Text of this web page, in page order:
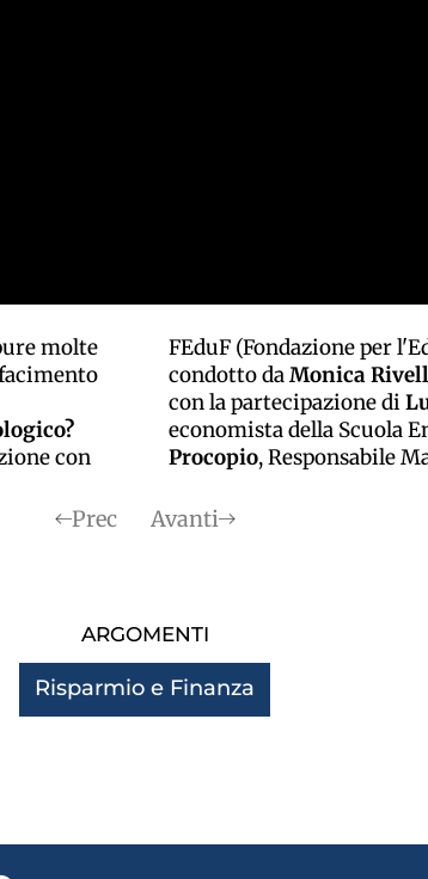
molte
con
FEduF (Fondazione per
condotto daMonica
con la partecipazione di
economista della Scuola
Procopio, Responsabile
Prec Avanti
ARGOMENTI
Risparmio e Finanza